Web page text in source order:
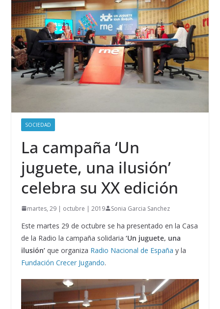
SOCIEDAD
La campaña ‘Un
juguete, una ilusión’
celebra su XX edición
martes, 29 | octubre | 2019 Sonia Garcia Sanchez
Este martes 29 de octubre se ha presentado en la Casa
de la Radio la campaña solidaria ‘Un juguete, una
ilusión’que organiza Radio Nacional de España y la
Fundación Crecer Jugando.